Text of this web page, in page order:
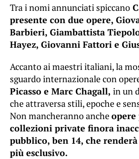
Tra i nomi annunciati spiccano
presente con due opere,
Barbieri, Giambattista
Hayez, Giovanni Fattori e
Accanto ai maestri italiani, la
sguardo internazionale con
Picasso e Marc Chagall, in un
che attraversa stili, epoche e
Non mancheranno anche
collezioni private finora
pubblico, ben 14, che
più esclusivo.